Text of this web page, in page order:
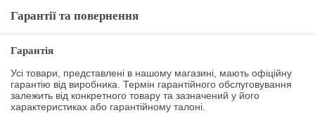
Гарантії та повернення
Гарантія
Усі товари, представлені в нашому магазині, мають офіційну
гарантію від виробника. Термін гарантійного обслуговування
залежить від конкретного товару та зазначений у його
характеристиках або гарантійному талоні.